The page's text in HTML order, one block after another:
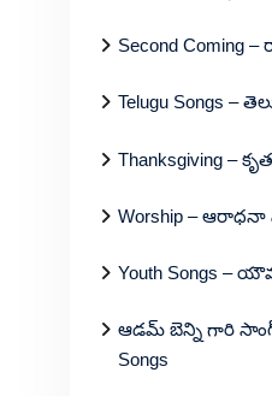
Second Coming
Telugu Songs –
Thanksgiving –
Worship –
Youth Songs –
ఆడమ్ బెన్ని గారి
Songs